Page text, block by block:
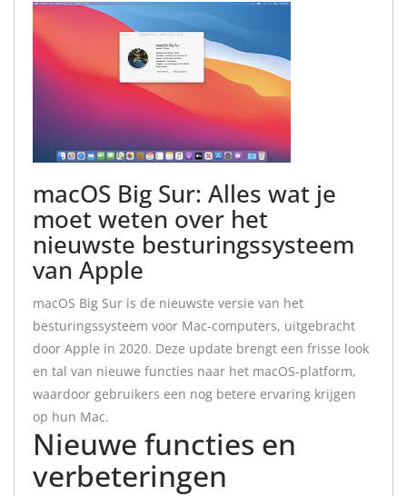
macOS Big Sur: Alles wat je
moet weten over het
nieuwste besturingssysteem
van Apple
macOS Big Sur is de nieuwste versie van het
besturingssysteem voor Mac-computers, uitgebracht
door Apple in 2020. Deze update brengt een frisse look
en tal van nieuwe functies naar het macOS-platform,
waardoor gebruikers een nog betere ervaring krijgen
op hun Mac.
Nieuwe functies en
verbeteringen